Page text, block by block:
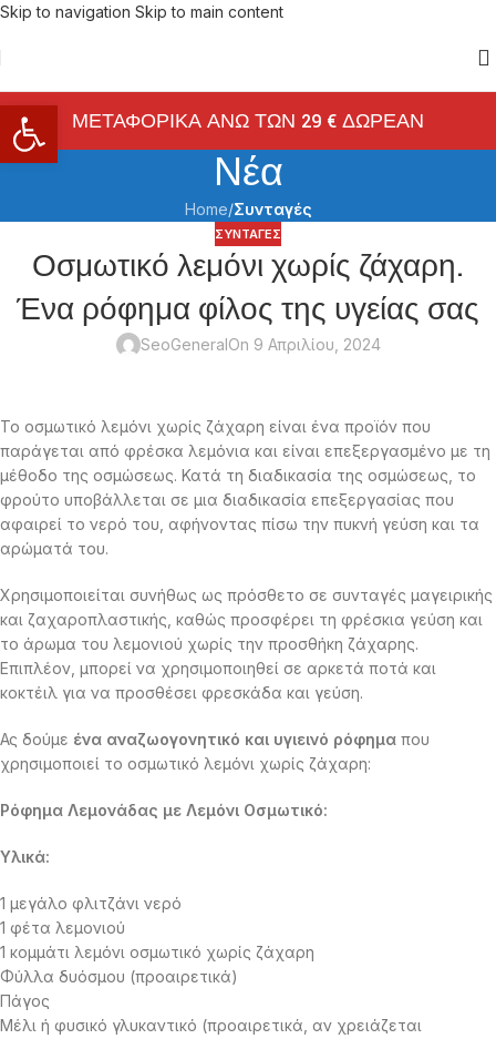
Skip to navigation Skip to main content
ΜΕΤΑΦΟΡΙΚΑ ΑΝΩ ΤΩΝ 29 € ΔΩΡΕΑΝ
Νέα
Home/Συνταγές
ΣΥΝΤΑΓΈΣ
Οσμωτικό λεμόνι χωρίς ζάχαρη.
Ένα ρόφημα φίλος της υγείας σας
SeoGeneralOn 9 Απριλίου, 2024
Το οσμωτικό λεμόνι χωρίς ζάχαρη είναι ένα προϊόν που
παράγεται από φρέσκα λεμόνια και είναι επεξεργασμένο με τη
μέθοδο της οσμώσεως. Κατά τη διαδικασία της οσμώσεως, το
φρούτο υποβάλλεται σε μια διαδικασία επεξεργασίας που
αφαιρεί το νερό του, αφήνοντας πίσω την πυκνή γεύση και τα
αρώματά του.
Χρησιμοποιείται συνήθως ως πρόσθετο σε συνταγές μαγειρικής
και ζαχαροπλαστικής, καθώς προσφέρει τη φρέσκια γεύση και
το άρωμα του λεμονιού χωρίς την προσθήκη ζάχαρης.
Επιπλέον, μπορεί να χρησιμοποιηθεί σε αρκετά ποτά και
κοκτέιλ για να προσθέσει φρεσκάδα και γεύση.
Ας δούμε ένα αναζωογονητικό και υγιεινό ρόφημα που
χρησιμοποιεί το οσμωτικό λεμόνι χωρίς ζάχαρη:
Ρόφημα Λεμονάδας με Λεμόνι Οσμωτικό:
Υλικά:
1 μεγάλο φλιτζάνι νερό
1 φέτα λεμονιού
1 κομμάτι λεμόνι οσμωτικό χωρίς ζάχαρη
Φύλλα δυόσμου (προαιρετικά)
Πάγος
Μέλι ή φυσικό γλυκαντικό (προαιρετικά, αν χρειάζεται
Ανοίξτε τη γραμμή εργαλείων